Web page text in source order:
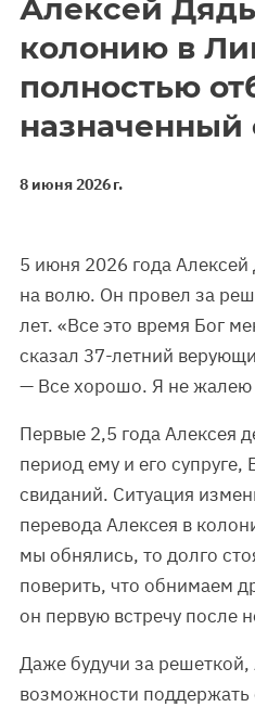
Алексей
колонию в
полностью
назначенный
8 июня 2026 г.
5 июня 2026 года
на волю. Он провел за
лет. «Все это время Бог
сказал 37-летний
— Все хорошо. Я не жалею
Первые 2,5 года Алексея
период ему и его супруге,
свиданий. Ситуация
перевода Алексея в
мы обнялись, то долго
поверить, что обнимаем
он первую встречу после
Даже будучи за
возможности поддержать